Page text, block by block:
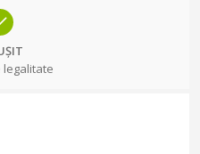
legalitate